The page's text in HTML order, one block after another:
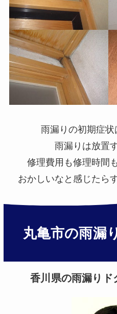
雨漏りの初期症状
雨漏りは放置
修理費用も修理時間
おかしいなと感じたら
丸亀市の雨漏
香川県の雨漏りド